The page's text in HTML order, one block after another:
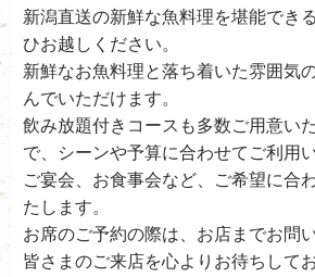
新潟直送の新鮮な魚料理を堪能でき
ひお越しください。
新鮮なお魚料理と落ち着いた雰囲気
んでいただけます。
飲み放題付きコースも多数ご用意い
で、シーンや予算に合わせてご利用
ご宴会、お食事会など、ご希望に合
たします。
お席のご予約の際は、お店までお問
皆さまのご来店を心よりお待ちして